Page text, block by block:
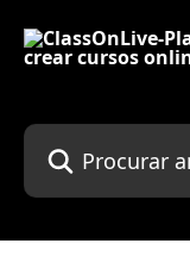
Procurar artigos...